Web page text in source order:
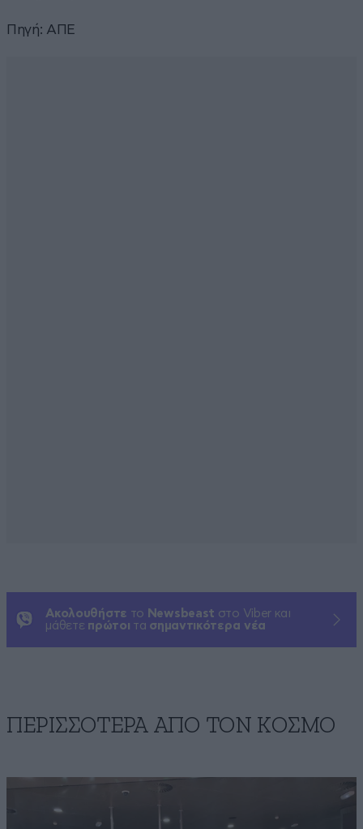
Πηγή: ΑΠΕ
Ακολουθήστε το Newsbeast στο Viber και
μάθετε πρώτοι τα σημαντικότερα νέα
ΠΕΡΙΣΣΟΤΕΡΑ ΑΠΟ ΤΟΝ ΚΟΣΜΟ